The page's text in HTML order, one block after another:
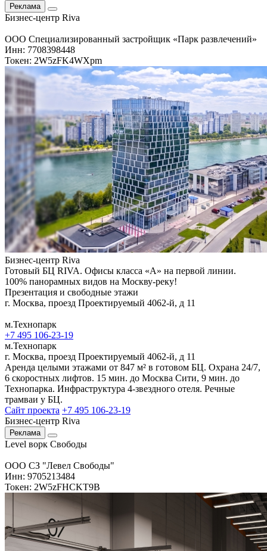
Реклама
Бизнес-центр Riva
ООО Специализированный застройщик «Парк развлечений»
Инн: 7708398448
Токен: 2W5zFK4WXpm
Бизнес-центр Riva
Готовый БЦ RIVA. Офисы класса «А» на первой линии.
100% панорамных видов на Москву-реку!
Презентация и свободные этажи
г. Москва, проезд Проектируемый 4062-й, д 11
м.Технопарк
+7 495 106-23-19
м.Технопарк
г. Москва, проезд Проектируемый 4062-й, д 11
Аренда целыми этажами от 847 м² в готовом БЦ. Охрана 24/7,
6 скоростных лифтов. 15 мин. до Москва Сити, 9 мин. до
Технопарка. Инфраструктура 4-звездного отеля. Речные
трамваи у БЦ.
Сайт проекта +7 495 106-23-19
Бизнес-центр Riva
Реклама
Level ворк Свободы
ООО СЗ "Левел Свободы"
Инн: 9705213484
Токен: 2W5zFHCKT9B